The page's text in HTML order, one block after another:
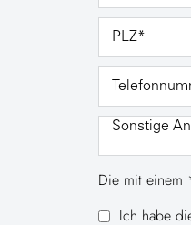
Die mit einem
Ich habe